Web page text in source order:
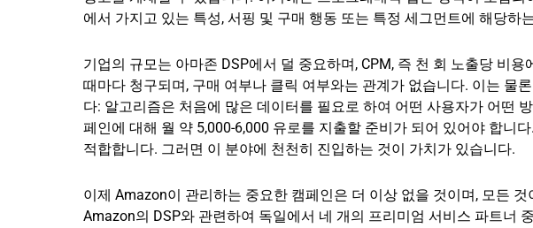
에서 가지고 있는 특성, 서핑 및 구매 행동 또는 특정 세그먼트에 해당하
기업의 규모는 아마존 DSP에서 덜 중요하며, CPM, 즉 천 회 노출당 비
때마다 청구되며, 구매 여부나 클릭 여부와는 관계가 없습니다. 이는 물
다: 알고리즘은 처음에 많은 데이터를 필요로 하여 어떤 사용자가 어떤
페인에 대해 월 약 5,000-6,000 유로를 지출할 준비가 되어 있어야 합니
적합합니다. 그러면 이 분야에 천천히 진입하는 것이 가치가 있습니다.
이제 Amazon이 관리하는 중요한 캠페인은 더 이상 없을 것이며, 모든
Amazon의 DSP와 관련하여 독일에서 네 개의 프리미엄 서비스 파트너